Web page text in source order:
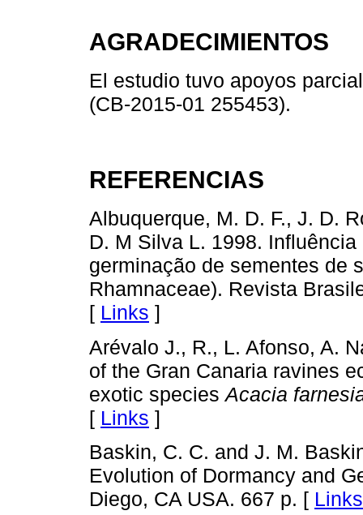
AGRADECIMIENTOS
El estudio tuvo apoyos
(CB-2015-01 255453).
REFERENCIAS
Albuquerque, M. D. F., J. D.
D. M Silva L. 1998.
germinação de sementes de
Rhamnaceae). Revista
[ Links ]
Arévalo J., R., L. Afonso, A.
of the Gran Canaria ravines
exotic species Acacia
[ Links ]
Baskin, C. C. and J. M.
Evolution of Dormancy and
Diego, CA USA. 667 p. [ Links